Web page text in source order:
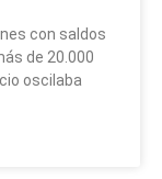
con saldos
de 20.000
oscilaba